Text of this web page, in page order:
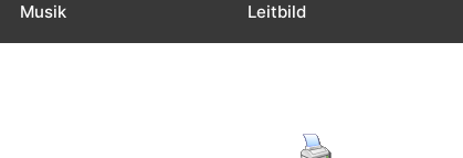
Musik Leitbild